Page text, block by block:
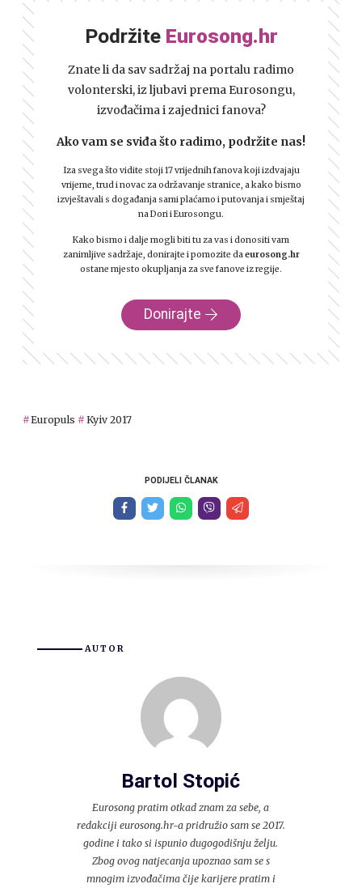
Podržite Eurosong.hr
Znate li da sav sadržaj na portalu radimo
volonterski, iz ljubavi prema Eurosongu,
izvođačima i zajednici fanova?
Ako vam se sviđa što radimo, podržite nas!
Iza svega što vidite stoji 17 vrijednih fanova koji izdvajaju
vrijeme, trud i novac za održavanje stranice, a kako bismo
izvještavali s događanja sami plaćamo i putovanja i smještaj
na Dori i Eurosongu.
Kako bismo i dalje mogli biti tu za vas i donositi vam
zanimljive sadržaje, donirajte i pomozite da eurosong.hr
ostane mjesto okupljanja za sve fanove iz regije.
Donirajte
Europuls Kyiv 2017
PODIJELI ČLANAK
AUTOR
Bartol Stopić
Eurosong pratim otkad znam za sebe, a
redakciji eurosong.hr-a pridružio sam se 2017.
godine i tako si ispunio dugogodišnju želju.
Zbog ovog natjecanja upoznao sam se s
mnogim izvođačima čije karijere pratim i